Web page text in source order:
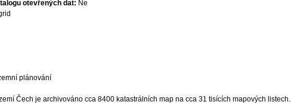
otevřených dat: Ne
plánování
Čech je archivováno cca 8400 katastrálních map na cca 31 tisících mapových listech.